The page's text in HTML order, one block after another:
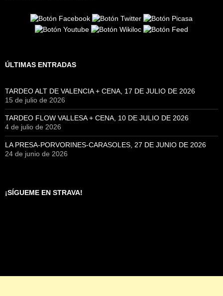
ÚLTIMAS ENTRADAS
TARDEO ALT DE VALENCIA + CENA, 17 DE JULIO DE 2026
15 de julio de 2026
TARDEO FLOW VALLESA + CENA, 10 DE JULIO DE 2026
4 de julio de 2026
LA PRESA-PORVORINES-CARASOLES, 27 DE JUNIO DE 2026
24 de junio de 2026
¡SÍGUEME EN STRAVA!